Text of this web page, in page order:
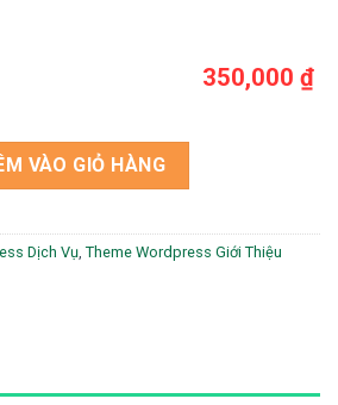
350,000 ₫
mạng viettel số lượng
VÀO GIỎ HÀNG
Dịch Vụ Theme Wordpress Giới Thiệu